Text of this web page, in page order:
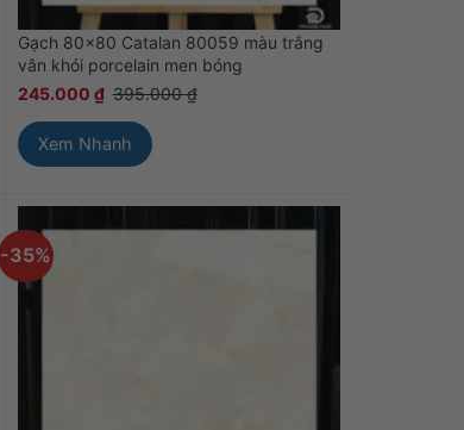
Gạch 80×80 Catalan 80059 màu trắng
vân khói porcelain men bóng
245.000 ₫ 395.000₫
Xem Nhanh
-35%